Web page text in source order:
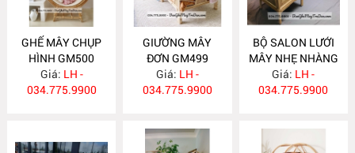
GHẾ MÂY CHỤP
HÌNH GM500
Giá: LH -
034.775.9900
GIƯỜNG MÂY
ĐƠN GM499
Giá: LH -
034.775.9900
BỘ SALON LƯỚI
MÂY NHẸ NHÀNG
GM498
Giá: LH -
034.775.9900